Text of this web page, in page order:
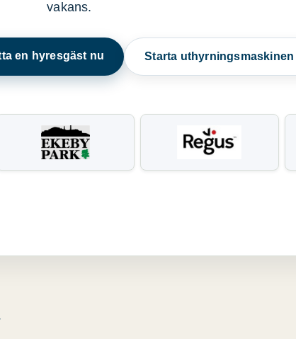
vakans.
en hyresgäst nu Starta